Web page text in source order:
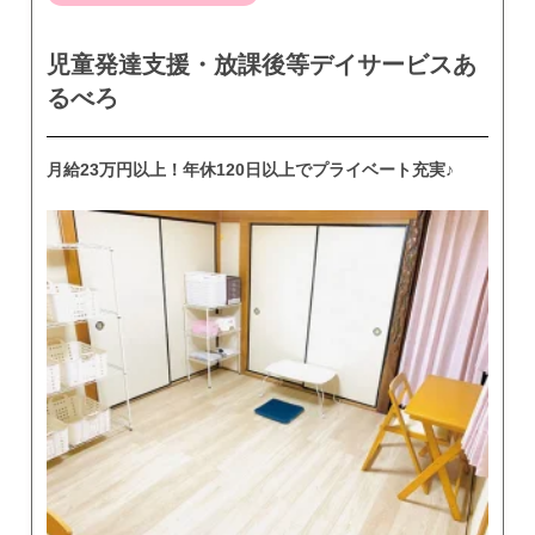
児童発達支援・放課後等デイサービスあ
るべろ
月給23万円以上！年休120日以上でプライベート充実♪